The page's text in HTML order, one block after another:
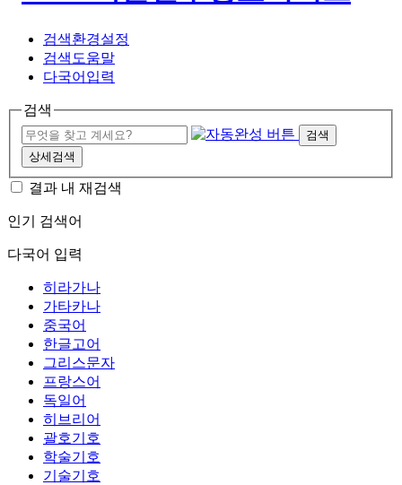
검색환경설정
검색도움말
다국어입력
검색
검색
상세검색
결과 내 재검색
인기 검색어
다국어 입력
히라가나
가타카나
중국어
한글고어
그리스문자
프랑스어
독일어
히브리어
괄호기호
학술기호
기술기호